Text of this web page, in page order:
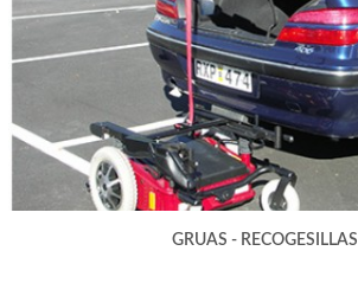
GRUAS - RECOGESILLAS